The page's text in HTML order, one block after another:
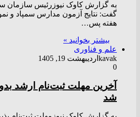
به گزارش کاوک نیوزرئیس
گفت: نتایج آزمون مدارس سمپاد و
هفته پس…
بیشتر بخوانید »
علم و فناوری
kavak اردیبهشت 19, 1405
0
آخرین مهلت ثبت‌نام ارشد
شد